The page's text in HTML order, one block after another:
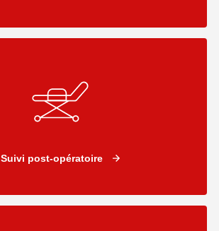
Suivi post-opératoire